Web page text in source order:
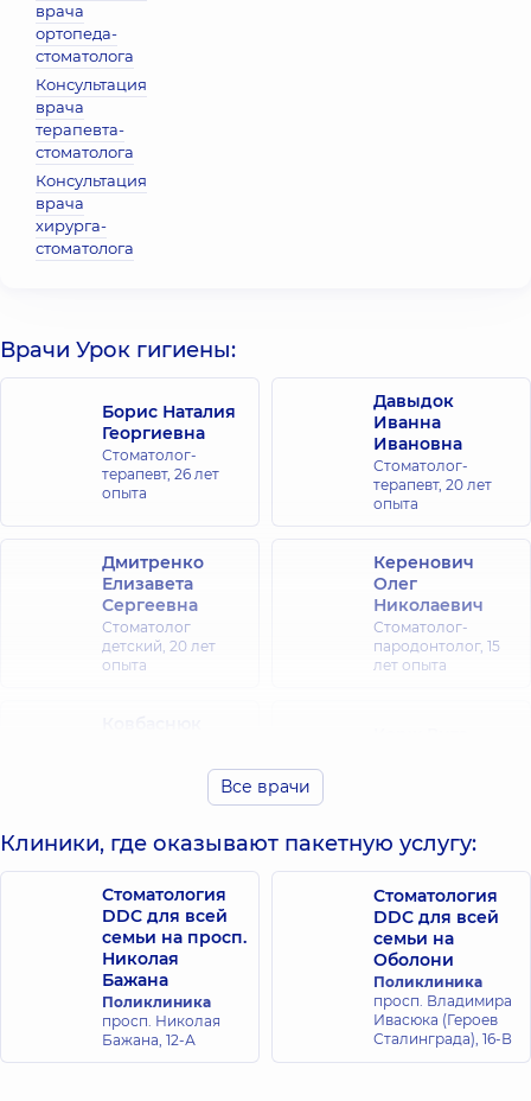
врача
ортопеда-
стоматолога
Консультация
врача
терапевта-
стоматолога
Консультация
врача
хирурга-
стоматолога
Врачи Урок гигиены:
Борис Наталия
Георгиевна
Стоматолог-
терапевт, 26 лет
опыта
Давыдок
Иванна
Ивановна
Стоматолог-
терапевт, 20 лет
опыта
Дмитренко
Елизавета
Сергеевна
Стоматолог
детский, 20 лет
опыта
Керенович
Олег
Николаевич
Стоматолог-
пародонтолог, 15
лет опыта
25 лет
Ступачинская
Карина
Ярославовна
Стоматолог
детский,7 лет
опыта
Суворова
Тамара
Валерьевна
Стоматолог-
терапевт,17 лет
опыта
Цукур Татьяна
Николаевна
Ефименко
Елена Юрьевна
Все врачи
Клиники, где оказывают пакетную услугу:
Стоматология
DDC для всей
семьи на просп.
Николая
Бажана
Поликлиника
просп. Николая
Бажана, 12-А
Стоматология
DDC для всей
семьи на
Оболони
Поликлиника
просп. Владимира
Ивасюка (Героев
Сталинграда), 16-В